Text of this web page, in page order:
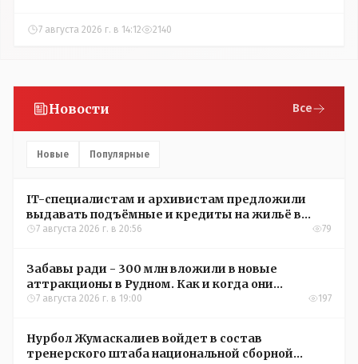
7 августа 2026 г. в 14:12 2140
Новости Все
Новые Популярные
IT-специалистам и архивистам предложили
выдавать подъёмные и кредиты на жильё в
сёлах Казахстана
7 августа 2026 г. в 20:56 79
Забавы ради - 300 млн вложили в новые
аттракционы в Рудном. Как и когда они
окупятся?
7 августа 2026 г. в 19:00 197
Нурбол Жумаскалиев войдет в состав
тренерского штаба национальной сборной